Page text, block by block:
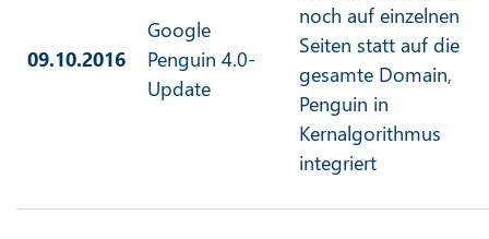
09.10.2016
Google
Penguin 4.0-
Update
noch auf einzelnen
Seiten statt auf die
gesamte Domain,
Penguin in
Kernalgorithmus
integriert